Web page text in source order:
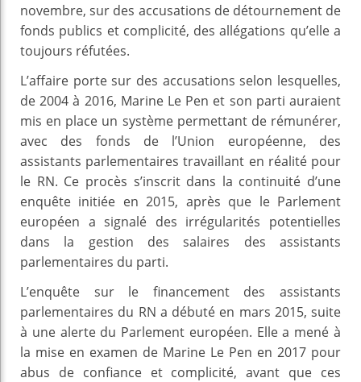
novembre, sur des accusations de détournement de
fonds publics et complicité, des allégations qu’elle a
toujours réfutées.
L’affaire porte sur des accusations selon lesquelles,
de 2004 à 2016, Marine Le Pen et son parti auraient
mis en place un système permettant de rémunérer,
avec des fonds de l’Union européenne, des
assistants parlementaires travaillant en réalité pour
le RN. Ce procès s’inscrit dans la continuité d’une
enquête initiée en 2015, après que le Parlement
européen a signalé des irrégularités potentielles
dans la gestion des salaires des assistants
parlementaires du parti.
L’enquête sur le financement des assistants
parlementaires du RN a débuté en mars 2015, suite
à une alerte du Parlement européen. Elle a mené à
la mise en examen de Marine Le Pen en 2017 pour
abus de confiance et complicité, avant que ces